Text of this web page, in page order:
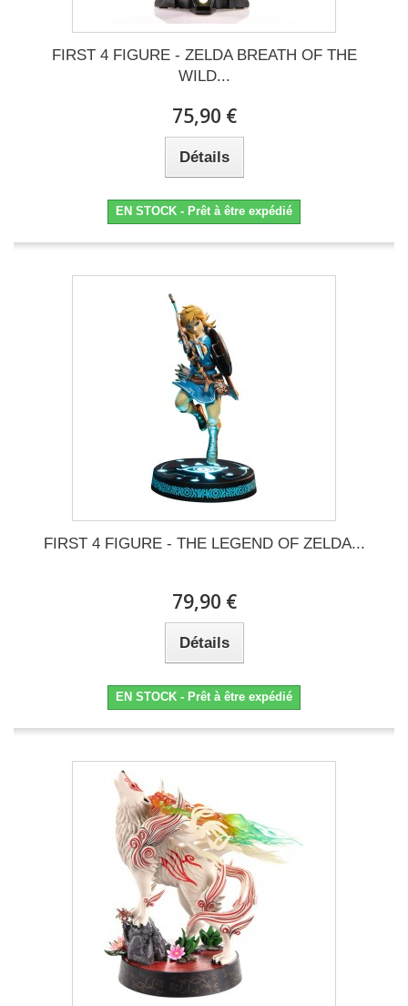
FIRST 4 FIGURE - ZELDA BREATH OF THE
WILD...
75,90 €
Détails
EN STOCK - Prêt à être expédié
FIRST 4 FIGURE - THE LEGEND OF ZELDA...
79,90 €
Détails
EN STOCK - Prêt à être expédié